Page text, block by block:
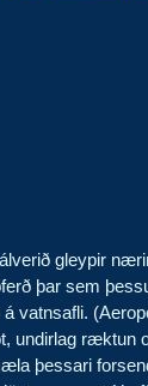
gleypir
þar sem
vatnsafli.
undirlag ræktun
þessari